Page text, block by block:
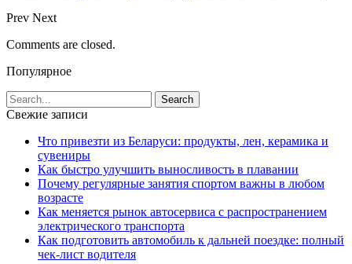
Prev Next
Comments are closed.
Популярное
Свежие записи
Что привезти из Беларуси: продукты, лен, керамика и
сувениры
Как быстро улучшить выносливость в плавании
Почему регулярные занятия спортом важны в любом
возрасте
Как меняется рынок автосервиса с распространением
электрического транспорта
Как подготовить автомобиль к дальней поездке: полный
чек-лист водителя